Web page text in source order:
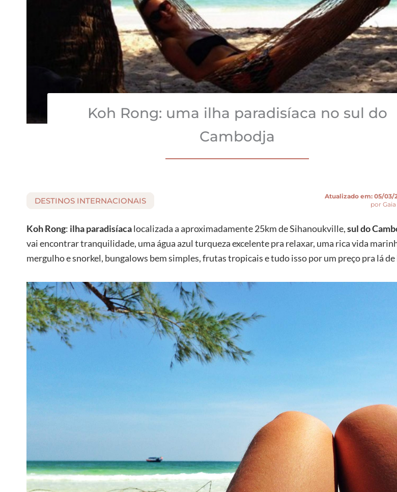
Koh Rong: uma ilha paradisíaca no sul do
Cambodja
DESTINOS INTERNACIONAIS Atualizado em: 05/03/
por Gaia
Koh Rong: ilha paradisíacalocalizada a aproximadamente 25km de Sihanoukville,sul do
vai encontrar tranquilidade, uma água azul turqueza excelente pra relaxar, uma rica vida
mergulho e snorkel, bungalows bem simples, frutas tropicais e tudo isso por um preço pra lá